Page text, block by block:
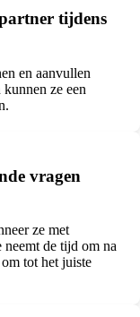
tijdens
en aanvullen
ze een
vragen
ze met
de tijd om na
tot het juiste